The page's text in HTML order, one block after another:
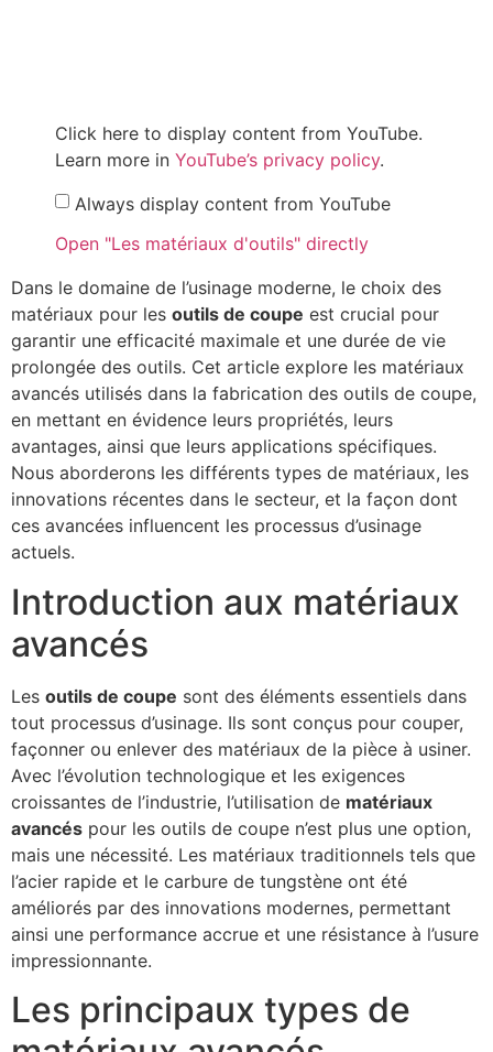
Click here to display content from YouTube.
Learn more in YouTube’s privacy policy.
Always display content from YouTube
Open "Les matériaux d'outils" directly
Dans le domaine de l’usinage moderne, le choix des
matériaux pour les outils de coupe est crucial pour
garantir une efficacité maximale et une durée de vie
prolongée des outils. Cet article explore les matériaux
avancés utilisés dans la fabrication des outils de coupe,
en mettant en évidence leurs propriétés, leurs
avantages, ainsi que leurs applications spécifiques.
Nous aborderons les différents types de matériaux, les
innovations récentes dans le secteur, et la façon dont
ces avancées influencent les processus d’usinage
actuels.
Introduction aux matériaux
avancés
Les outils de coupe sont des éléments essentiels dans
tout processus d’usinage. Ils sont conçus pour couper,
façonner ou enlever des matériaux de la pièce à usiner.
Avec l’évolution technologique et les exigences
croissantes de l’industrie, l’utilisation de matériaux
avancés pour les outils de coupe n’est plus une option,
mais une nécessité. Les matériaux traditionnels tels que
l’acier rapide et le carbure de tungstène ont été
améliorés par des innovations modernes, permettant
ainsi une performance accrue et une résistance à l’usure
impressionnante.
Les principaux types de